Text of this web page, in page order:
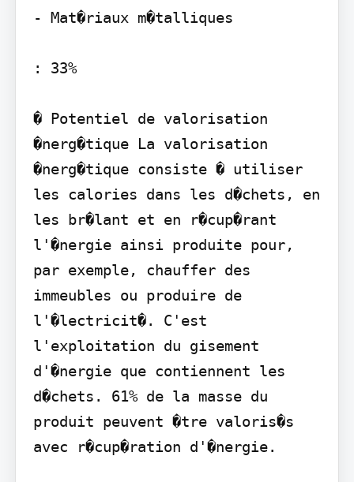
- Mat�riaux m�talliques
: 33%
� Potentiel de valorisation
�nerg�tique La valorisation
�nerg�tique consiste � utiliser
les calories dans les d�chets, en
les br�lant et en r�cup�rant
l'�nergie ainsi produite pour,
par exemple, chauffer des
immeubles ou produire de
l'�lectricit�. C'est
l'exploitation du gisement
d'�nergie que contiennent les
d�chets. 61% de la masse du
produit peuvent �tre valoris�s
avec r�cup�ration d'�nergie.